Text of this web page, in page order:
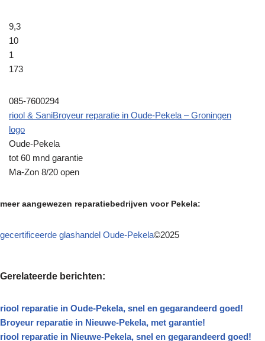
9,3
10
1
173
085-7600294
riool & SaniBroyeur reparatie in Oude-Pekela – Groningen
logo
Oude-Pekela
tot 60 mnd garantie
Ma-Zon 8/20 open
meer aangewezen reparatiebedrijven voor Pekela:
gecertificeerde glashandel Oude-Pekela©2025
Gerelateerde berichten:
riool reparatie in Oude-Pekela, snel en gegarandeerd goed!
Broyeur reparatie in Nieuwe-Pekela, met garantie!
riool reparatie in Nieuwe-Pekela, snel en gegarandeerd goed!